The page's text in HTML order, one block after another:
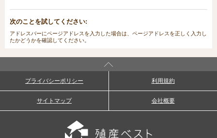
次のことを試してください:
アドレスバーにページアドレスを入力した場合は、ページアドレスを正しく入力し
たかどうかを確認してください。
プライバシーポリシー 利用規約
サイトマップ 会社概要